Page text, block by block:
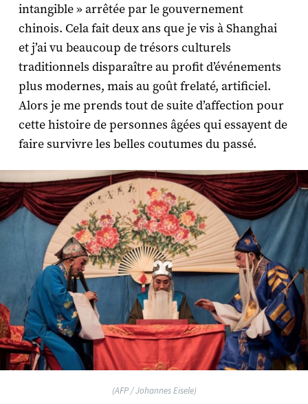
intangible » arrêtée par le gouvernement
chinois. Cela fait deux ans que je vis à Shanghai
et j’ai vu beaucoup de trésors culturels
traditionnels disparaître au profit d’événements
plus modernes, mais au goût frelaté, artificiel.
Alors je me prends tout de suite d’affection pour
cette histoire de personnes âgées qui essayent de
faire survivre les belles coutumes du passé.
(AFP / Johannes Eisele)